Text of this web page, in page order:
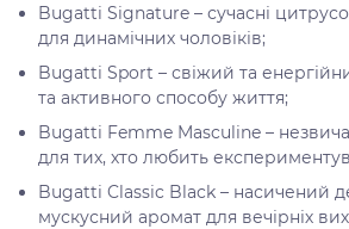
Bugatti Signature – сучасні
для динамічних чоловіків;
Bugatti Sport – свіжий та
та активного способу життя;
Bugatti Femme Masculine –
для тих, хто любить
Bugatti Classic Black – насичений
мускусний аромат для вечірніх